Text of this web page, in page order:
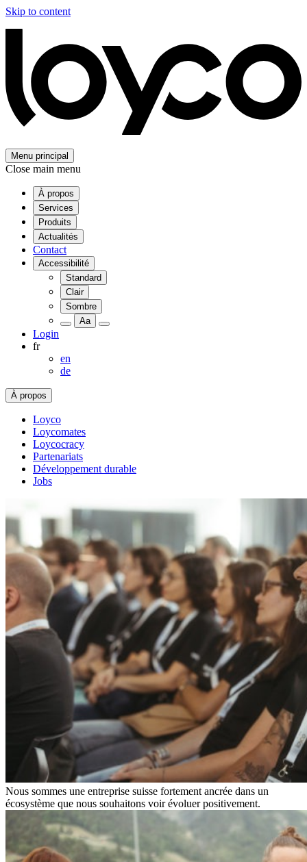
Skip to content
Menu principal
Close main menu
À propos
Services
Produits
Actualités
Contact
Accessibilité
Standard
Clair
Sombre
Aa
Login
fr
en
de
À propos
Loyco
Loycomates
Loycocracy
Partenariats
Développement durable
Jobs
Nous sommes une entreprise suisse fortement ancrée dans un
écosystème que nous souhaitons voir évoluer positivement.